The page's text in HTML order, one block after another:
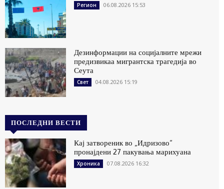
Регион 06.08.2026 15:53
Дезинформации на социјалните мрежи
предизвикаа мигрантска трагедија во
Сеута
Свет 04.08.2026 15:19
ПОСЛЕДНИ ВЕСТИ
Кај затвореник во „Идризово“
пронајдени 27 пакувања марихуана
Хроника 07.08.2026 16:32